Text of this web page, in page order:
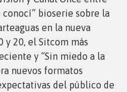
conocí” bioserie sobre la
en la nueva
y 20, el Sitcom más
y “Sin miedo a la
nuevos formatos
del público de